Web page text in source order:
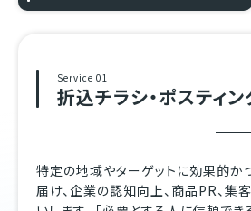
Service 01
折込チラシ・ポスティン
特定の地域やターゲットに効果的か
届け、企業の認知向上、商品PR、集